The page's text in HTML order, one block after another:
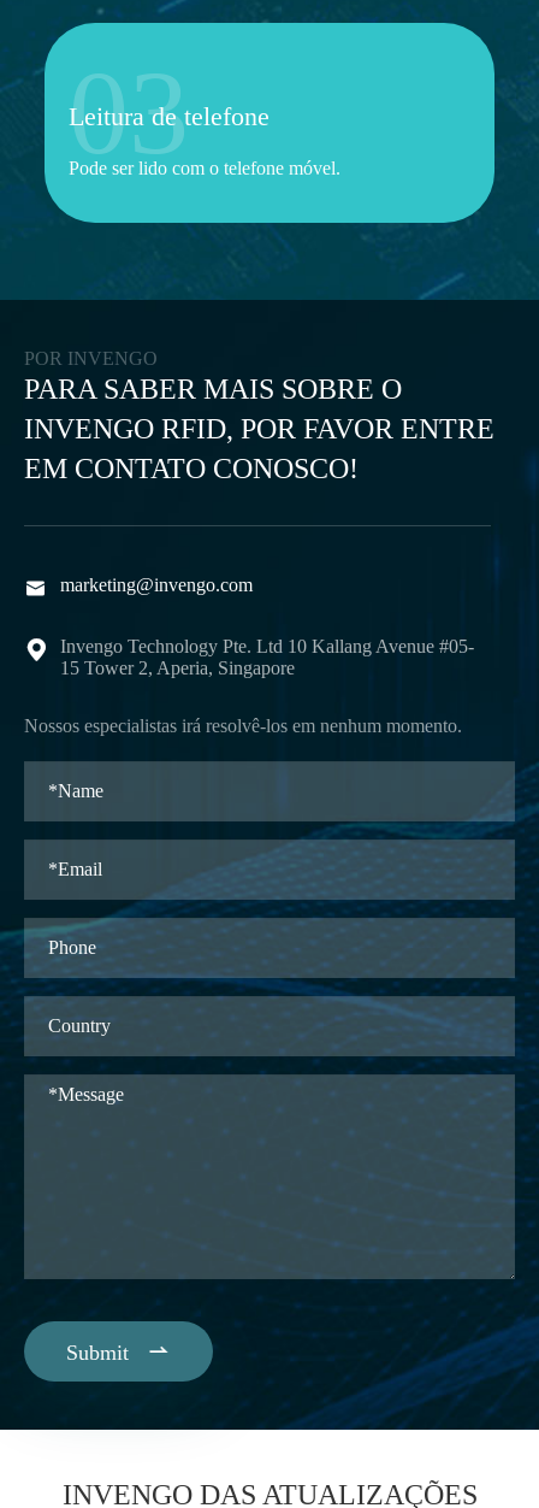
03
Leitura de telefone
Pode ser lido com o telefone móvel.
POR INVENGO
PARA SABER MAIS SOBRE O
INVENGO RFID, POR FAVOR ENTRE
EM CONTATO CONOSCO!
 marketing@invengo.com

Invengo Technology Pte. Ltd 10 Kallang Avenue #05-
15 Tower 2, Aperia, Singapore
Nossos especialistas irá resolvê-los em nenhum momento.
Submit 
INVENGO DAS ATUALIZAÇÕES